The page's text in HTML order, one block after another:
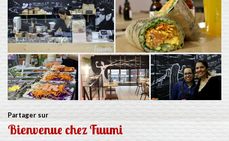
Partager sur
Bienvenue chez Fuumi